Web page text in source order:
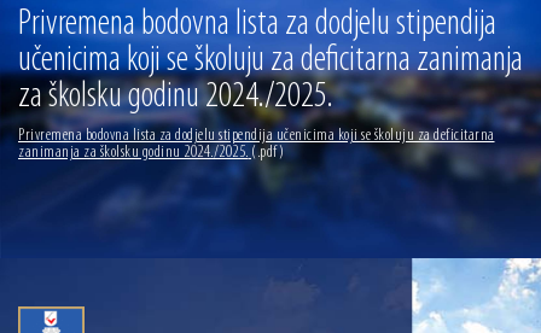
13.07.2026 | Ljetnim izdanjem Večeri vina i umjetnosti završen Vinski mjesec
07.07.2026 | Održana 8. sjednica Gradskog vijeća Grada Osijeka. Gradonačelnik
Radić istaknuo da je u osječke vrtiće upisan rekordan broj djece, te najavio cjelovitu
obnovu glavnog osječkog Trga Ante Starčevića
06.07.2026 | Brevis koncertom u Zlatnoj dvorani Musikvereina obilježio 30 godina
djelovanja
04.07.2026 | Zbog povoljnih vodostaja i pravodobnih mjera komarci ove godine pod
kontrolom
04.08.2026 | U Osijeku obilježen Dan pobjede i domovinske zahvalnosti i Dan
Privremena bodovna lista za dodjelu stipendija
učenicima koji se školuju za deficitarna zanimanja
za školsku godinu 2024./2025.
Privremena bodovna lista za dodjelu stipendija učenicima koji se školuju za deficitarna
zanimanja za školsku godinu 2024./2025. (.pdf)